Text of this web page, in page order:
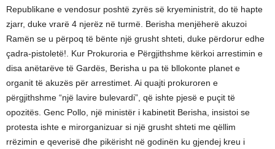
Republikane e vendosur poshtë zyrës së kryeministrit, do të hapte
zjarr, duke vrarë 4 njerëz në turmë. Berisha menjëherë akuzoi
Ramën se u përpoq të bënte një grusht shteti, duke përdorur edhe
çadra-pistoletë!. Kur Prokuroria e Përgjithshme kërkoi arrestimin e
disa anëtarëve të Gardës, Berisha u pa të bllokonte planet e
organit të akuzës për arrestimet. Ai quajti prokuroren e
përgjithshme “një lavire bulevardi”, që ishte pjesë e puçit të
opozitës. Genc Pollo, një ministër i kabinetit Berisha, insistoi se
protesta ishte e mirorganizuar si një grusht shteti me qëllim
rrëzimin e qeverisë dhe pikërisht në godinën ku gjendej kreu i